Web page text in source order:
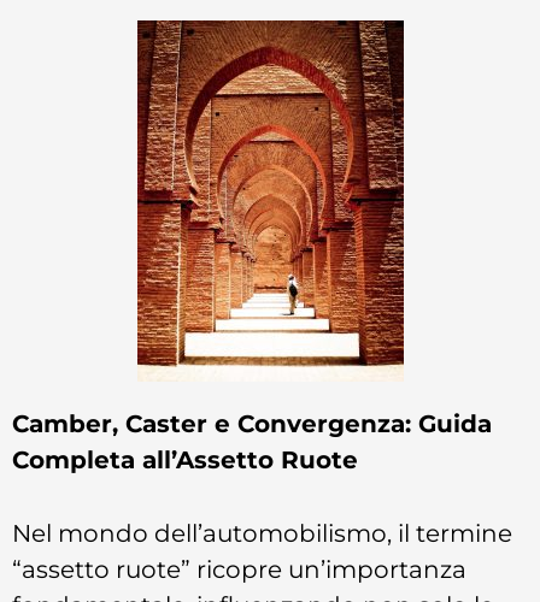
Camber, Caster e Convergenza: Guida
Completa all’Assetto Ruote
Nel mondo dell’automobilismo, il termine
“assetto ruote” ricopre un’importanza